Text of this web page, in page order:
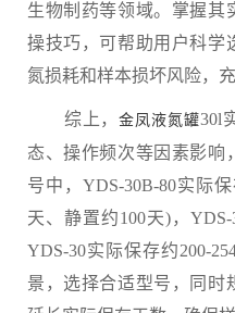
生物制药等领域。掌握其
操技巧，可帮助用户科学
氮损耗和样本损坏风险，
综上，金凤液氮罐30l
态、操作频次等因素影响
号中，YDS-30B-80实际
天、静置约100天)，YDS-
YDS-30实际保存约200-
景，选择合适型号，同时